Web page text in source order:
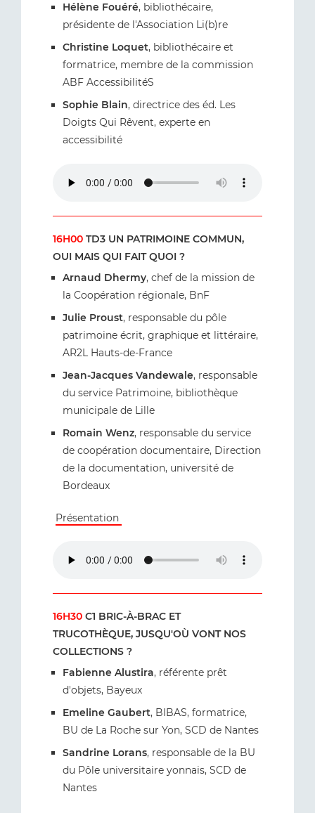
Hélène Fouéré, bibliothécaire,
présidente de l'Association Li(b)re
Christine Loquet, bibliothécaire et
formatrice, membre de la commission
ABF AccessibilitéS
Sophie Blain, directrice des éd. Les
Doigts Qui Rêvent, experte en
accessibilité
16H00 TD3 UN PATRIMOINE COMMUN,
OUI MAIS QUI FAIT QUOI ?
Arnaud Dhermy, chef de la mission de
la Coopération régionale, BnF
Julie Proust, responsable du pôle
patrimoine écrit, graphique et littéraire,
AR2L Hauts-de-France
Jean-Jacques Vandewale, responsable
du service Patrimoine, bibliothèque
municipale de Lille
Romain Wenz, responsable du service
de coopération documentaire, Direction
de la documentation, université de
Bordeaux
Présentation
16H30 C1 BRIC-À-BRAC ET
TRUCOTHÈQUE, JUSQU'OÙ VONT NOS
COLLECTIONS ?
Fabienne Alustira, référente prêt
d'objets, Bayeux
Emeline Gaubert, BIBAS, formatrice,
BU de La Roche sur Yon, SCD de Nantes
Sandrine Lorans, responsable de la BU
du Pôle universitaire yonnais, SCD de
Nantes